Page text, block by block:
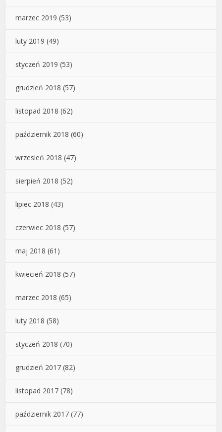
marzec 2019 (53)
luty 2019 (49)
styczeń 2019 (53)
grudzień 2018 (57)
listopad 2018 (62)
październik 2018 (60)
wrzesień 2018 (47)
sierpień 2018 (52)
lipiec 2018 (43)
czerwiec 2018 (57)
maj 2018 (61)
kwiecień 2018 (57)
marzec 2018 (65)
luty 2018 (58)
styczeń 2018 (70)
grudzień 2017 (82)
listopad 2017 (78)
październik 2017 (77)